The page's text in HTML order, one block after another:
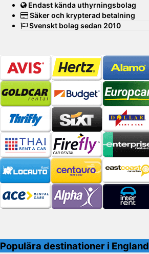
Endast kända uthyrningsbolag
Säker och krypterad betalning
Svenskt bolag sedan 2010
Populära destinationer i England